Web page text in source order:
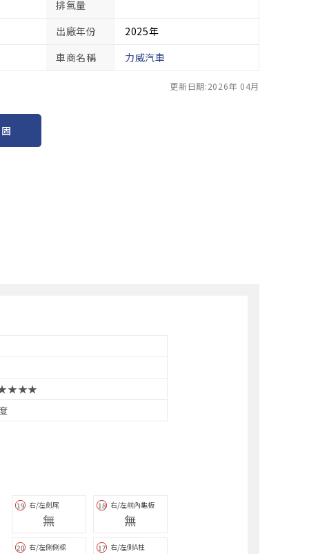
排氣量
出廠年份
2025年
車商名稱
力威汽車
更新日期:2026年 04月
17 右/左側A柱
18 右/左前內龜板
無
19 右/左劍尾
無
20 右/左側側樑